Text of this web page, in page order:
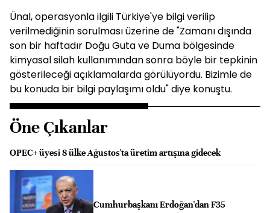
Ünal, operasyonla ilgili Türkiye'ye bilgi verilip
verilmediğinin sorulması üzerine de "Zamanı dışında
son bir haftadır Doğu Guta ve Duma bölgesinde
kimyasal silah kullanımından sonra böyle bir tepkinin
gösterileceği açıklamalarda görülüyordu. Bizimle de
bu konuda bir bilgi paylaşımı oldu" diye konuştu.
Öne Çıkanlar
OPEC+ üyesi 8 ülke Ağustos'ta üretim artışına gidecek
Cumhurbaşkanı Erdoğan'dan F35